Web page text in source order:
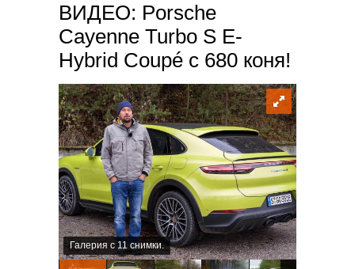
ВИДЕО: Porsche
Cayenne Turbo S E-
Hybrid Coupé с 680 коня!
Галерия с 11 снимки.